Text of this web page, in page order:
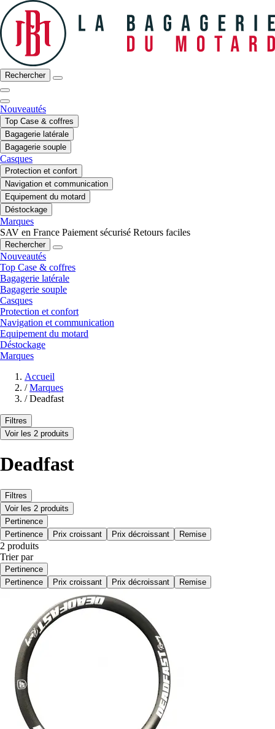
Rechercher
Nouveautés
Top Case & coffres
Bagagerie latérale
Bagagerie souple
Casques
Protection et confort
Navigation et communication
Equipement du motard
Déstockage
Marques
SAV en France Paiement sécurisé Retours faciles
Rechercher
Nouveautés
Top Case & coffres
Bagagerie latérale
Bagagerie souple
Casques
Protection et confort
Navigation et communication
Equipement du motard
Déstockage
Marques
Accueil
/ Marques
/ Deadfast
Filtres
Voir les 2 produits
Deadfast
Filtres
Voir les 2 produits
Pertinence
Pertinence
Prix croissant Prix décroissant Remise
2 produits
Trier par
Pertinence
Pertinence
Prix croissant Prix décroissant Remise